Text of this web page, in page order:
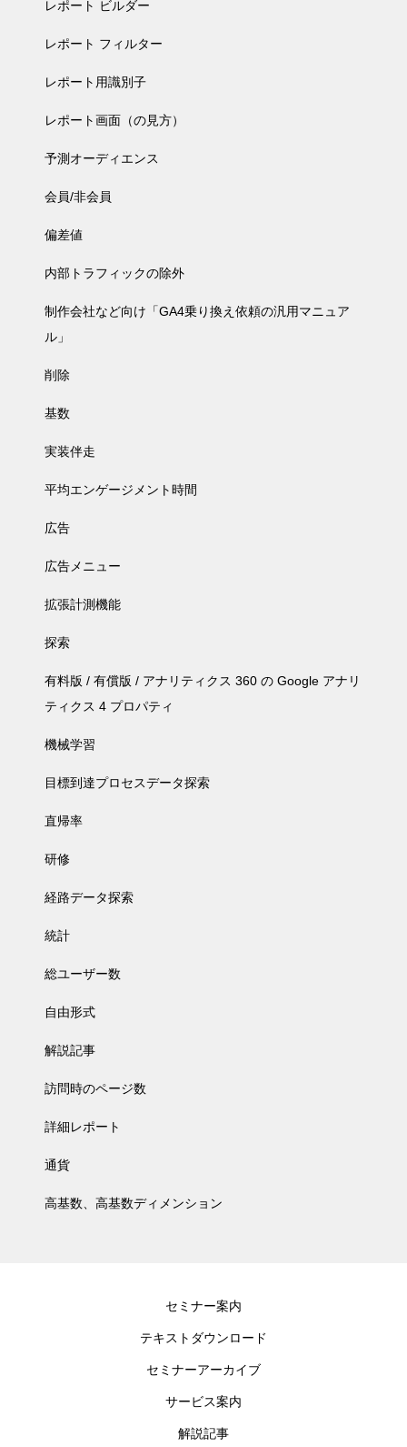
レポート ビルダー
レポート フィルター
レポート用識別子
レポート画面（の見方）
予測オーディエンス
会員/非会員
偏差値
内部トラフィックの除外
制作会社など向け「GA4乗り換え依頼の汎用マニュア
ル」
削除
基数
実装伴走
平均エンゲージメント時間
広告
広告メニュー
拡張計測機能
探索
有料版 / 有償版 / アナリティクス 360 の Google アナリ
ティクス 4 プロパティ
機械学習
目標到達プロセスデータ探索
直帰率
研修
経路データ探索
統計
総ユーザー数
自由形式
解説記事
訪問時のページ数
詳細レポート
通貨
高基数、高基数ディメンション
セミナー案内
テキストダウンロード
セミナーアーカイブ
サービス案内
解説記事